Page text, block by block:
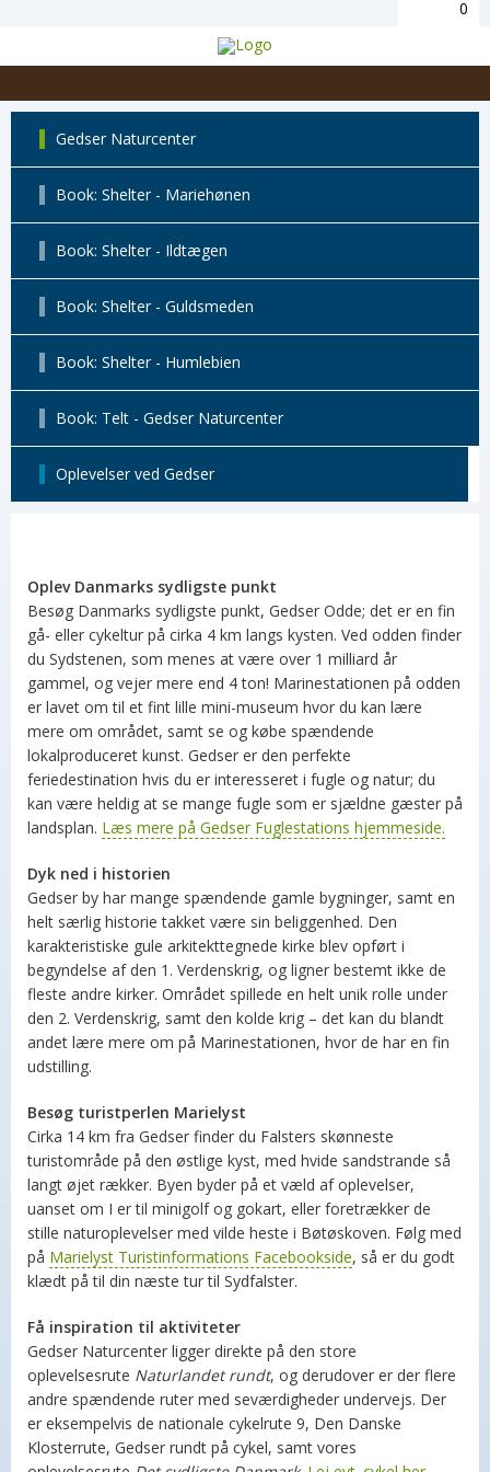
0
Gedser Naturcenter
Book: Shelter - Mariehønen
Book: Shelter - Ildtægen
Book: Shelter - Guldsmeden
Book: Shelter - Humlebien
Book: Telt - Gedser Naturcenter
Oplevelser ved Gedser
Oplev Danmarks sydligste punkt
Besøg Danmarks sydligste punkt, Gedser Odde; det er en fin
gå- eller cykeltur på cirka 4 km langs kysten. Ved odden finder
du Sydstenen, som menes at være over 1 milliard år
gammel, og vejer mere end 4 ton! Marinestationen på odden
er lavet om til et fint lille mini-museum hvor du kan lære
mere om området, samt se og købe spændende
lokalproduceret kunst. Gedser er den perfekte
feriedestination hvis du er interesseret i fugle og natur; du
kan være heldig at se mange fugle som er sjældne gæster på
landsplan. Læs mere på Gedser Fuglestations hjemmeside.
Dyk ned i historien
Gedser by har mange spændende gamle bygninger, samt en
helt særlig historie takket være sin beliggenhed. Den
karakteristiske gule arkitekttegnede kirke blev opført i
begyndelse af den 1. Verdenskrig, og ligner bestemt ikke de
fleste andre kirker. Området spillede en helt unik rolle under
den 2. Verdenskrig, samt den kolde krig – det kan du blandt
andet lære mere om på Marinestationen, hvor de har en fin
udstilling.
Besøg turistperlen Marielyst
Cirka 14 km fra Gedser finder du Falsters skønneste
turistområde på den østlige kyst, med hvide sandstrande så
langt øjet rækker. Byen byder på et væld af oplevelser,
uanset om I er til minigolf og gokart, eller foretrækker de
stille naturoplevelser med vilde heste i Bøtøskoven. Følg med
på Marielyst Turistinformations Facebookside, så er du godt
klædt på til din næste tur til Sydfalster.
Få inspiration til aktiviteter
Gedser Naturcenter ligger direkte på den store
oplevelsesrute Naturlandet rundt, og derudover er der flere
andre spændende ruter med seværdigheder undervejs. Der
er eksempelvis de nationale cykelrute 9, Den Danske
Klosterrute, Gedser rundt på cykel, samt vores